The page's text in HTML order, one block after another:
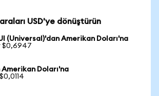
USD'ye dönüştürün
(Universal)'dan Amerikan Doları'na
$0,6947
Doları'na